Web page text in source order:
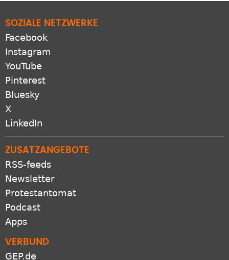
SOZIALE NETZWERKE
Facebook
Instagram
YouTube
Pinterest
Bluesky
X
LinkedIn
ZUSATZANGEBOTE
RSS-feeds
Newsletter
Protestantomat
Podcast
Apps
VERBUND
GEP.de